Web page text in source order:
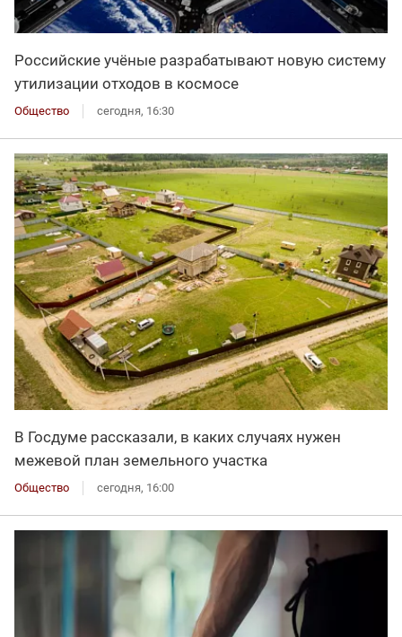
Российские учёные разрабатывают новую систему
утилизации отходов в космосе
Общество сегодня, 16:30
В Госдуме рассказали, в каких случаях нужен
межевой план земельного участка
Общество сегодня, 16:00